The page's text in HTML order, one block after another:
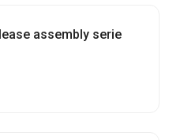
assembly serie